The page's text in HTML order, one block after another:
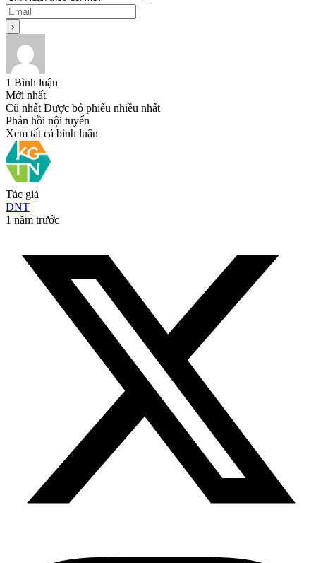
1 Bình luận
Mới nhất
Cũ nhất Được bỏ phiếu nhiều nhất
Phản hồi nội tuyến
Xem tất cả bình luận
Tác giả
DNT
1 năm trước